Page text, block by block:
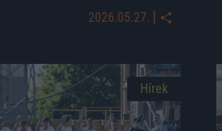
2026.05.27. |
Hírek